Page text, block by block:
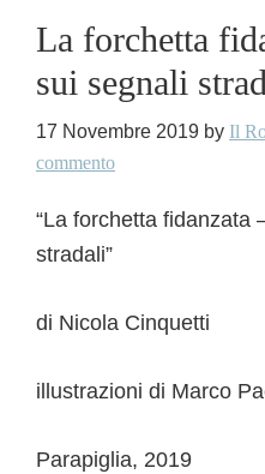
La forchetta
sui segnali
17 Novembre 2019 by Il
commento
“La forchetta fidanzata
stradali”
di Nicola Cinquetti
illustrazioni di Marco
Parapiglia, 2019